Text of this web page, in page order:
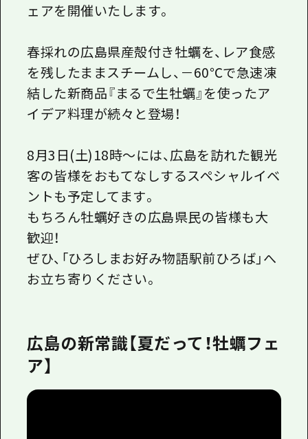
ェアを開催いたします。
春採れの広島県産殻付き牡蠣を、レア食感
を残したままスチームし、－60℃で急速凍
結した新商品『まるで生牡蠣』を使ったア
イデア料理が続々と登場！
8月3日(土)18時～には、広島を訪れた観光
客の皆様をおもてなしするスペシャルイベ
ントも予定してます。
もちろん牡蠣好きの広島県民の皆様も大
歓迎！
ぜひ、「ひろしまお好み物語駅前ひろば」へ
お立ち寄りください。
広島の新常識【夏だって！牡蠣フェ
ア】